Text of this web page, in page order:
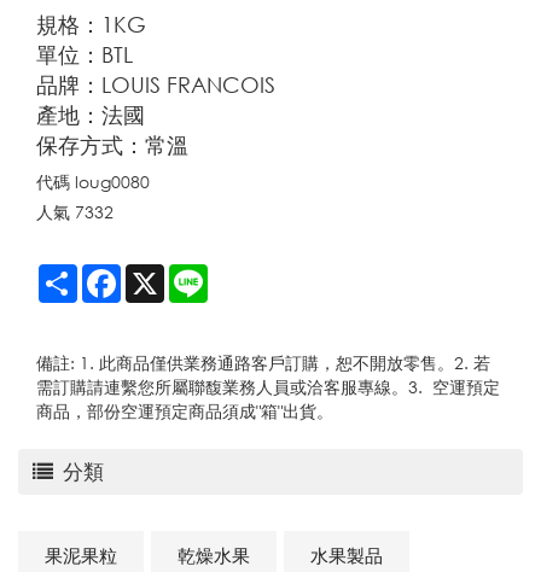
分類
果泥果粒 乾燥水果 水果製品
規格：1KG
單位：BTL
品牌：LOUIS FRANCOIS
產地：法國
保存方式：常溫
代碼 loug0080
人氣 7332
Share Facebook
X
備註: 1. 此商品僅供業務通路客戶訂購，恕不開放零售。2. 若
需訂購請連繫您所屬聯馥業務人員或洽客服專線。3. 空運預定
商品，部份空運預定商品須成"箱"出貨。